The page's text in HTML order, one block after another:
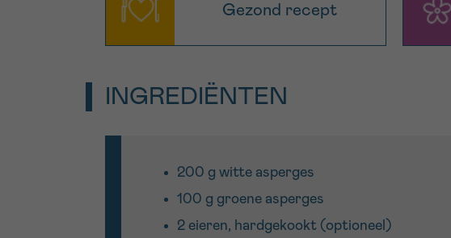
Gezond recept
INGREDIËNTEN
200 g witte asperges
100 g groene asperges
2 eieren, hardgekookt (optioneel)